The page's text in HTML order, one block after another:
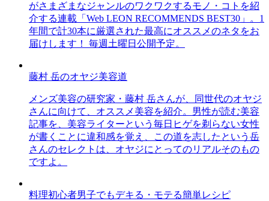
がさまざまなジャンルのワクワクするモノ・コトを紹
介する連載「Web LEON RECOMMENDS BEST30」。1
年間で計30本に厳選された最高にオススメのネタをお
届けします！ 毎週土曜日公開予定。
藤村 岳のオヤジ美容道
メンズ美容の研究家・藤村 岳さんが、同世代のオヤジ
さんに向けて、オススメ美容を紹介。男性が読む美容
記事を、美容ライターという毎日ヒゲを剃らない女性
が書くことに違和感を覚え、この道を志したという岳
さんのセレクトは、オヤジにとってのリアルそのもの
ですよ。
料理初心者男子でもデキる・モテる簡単レシピ